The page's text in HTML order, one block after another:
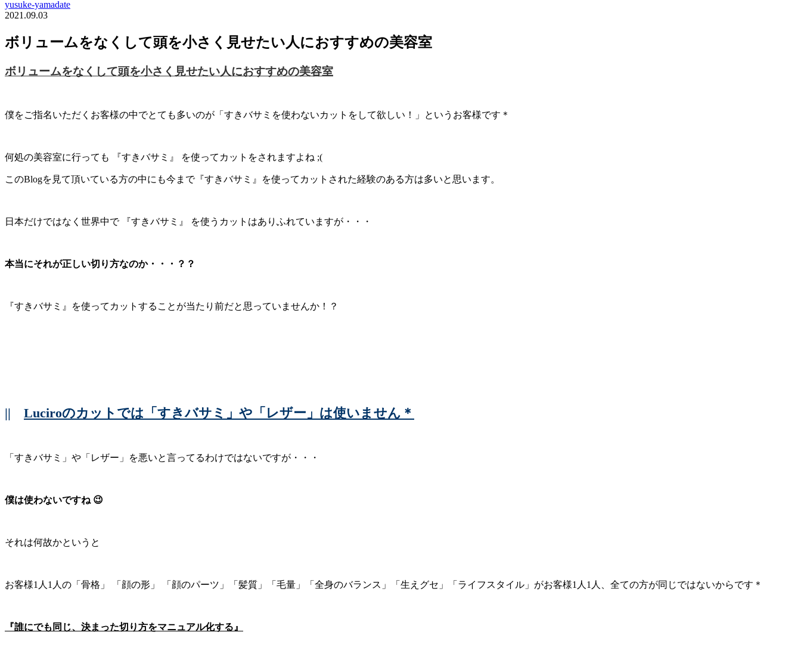
yusuke-yamadate
2021.09.03
ボリュームをなくして頭を小さく見せたい人におすすめの美容室
ボリュームをなくして頭を小さく見せたい人におすすめの美容室
僕をご指名いただくお客様の中でとても多いのが「すきバサミを使わないカットをして欲しい！」というお客様です＊
何処の美容室に行っても 『すきバサミ』 を使ってカットをされますよね ;(
このBlogを見て頂いている方の中にも今まで『すきバサミ』を使ってカットされた経験のある方は多いと思います。
日本だけではなく世界中で 『すきバサミ』 を使うカットはありふれていますが・・・
本当にそれが正しい切り方なのか・・・？？
『すきバサミ』を使ってカットすることが当たり前だと思っていませんか！？
|| Luciroのカットでは「すきバサミ」や「レザー」は使いません＊
「すきバサミ」や「レザー」を悪いと言ってるわけではないですが・・・
僕は使わないですね 😉
それは何故かというと
お客様1人1人の「骨格」 「顔の形」 「顔のパーツ」「髪質」「毛量」「全身のバランス」「生えグセ」「ライフスタイル」がお客様1人1人、全ての方が同じではないからです＊
『誰にでも同じ、決まった切り方をマニュアル化する』